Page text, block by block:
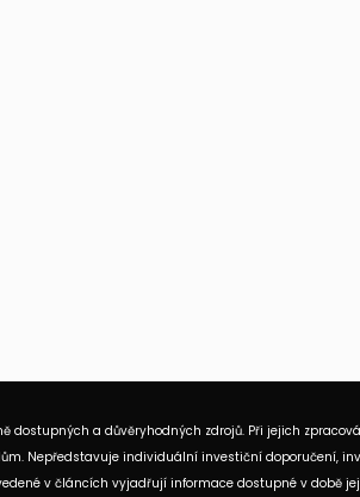
dostupných a důvěryhodných zdrojů. Při jejich
Nepředstavuje individuální investiční doporučení,
v článcích vyjadřují informace dostupné v době